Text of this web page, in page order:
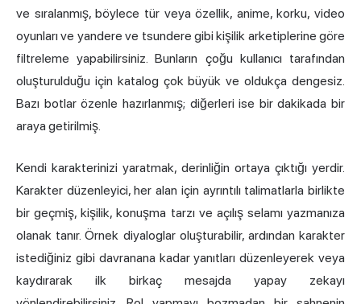
ve sıralanmış, böylece tür veya özellik, anime, korku, video
oyunları ve yandere ve tsundere gibi kişilik arketiplerine göre
filtreleme yapabilirsiniz. Bunların çoğu kullanıcı tarafından
oluşturulduğu için katalog çok büyük ve oldukça dengesiz.
Bazı botlar özenle hazırlanmış; diğerleri ise bir dakikada bir
araya getirilmiş.
Kendi karakterinizi yaratmak, derinliğin ortaya çıktığı yerdir.
Karakter düzenleyici, her alan için ayrıntılı talimatlarla birlikte
bir geçmiş, kişilik, konuşma tarzı ve açılış selamı yazmanıza
olanak tanır. Örnek diyaloglar oluşturabilir, ardından karakter
istediğiniz gibi davranana kadar yanıtları düzenleyerek veya
kaydırarak ilk birkaç mesajda yapay zekayı